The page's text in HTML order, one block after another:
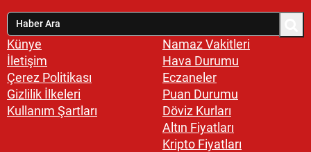
Künye
İletişim
Çerez Politikası
Gizlilik İlkeleri
Kullanım Şartları
Namaz Vakitleri
Hava Durumu
Eczaneler
Puan Durumu
Döviz Kurları
Altın Fiyatları
Kripto Fiyatları